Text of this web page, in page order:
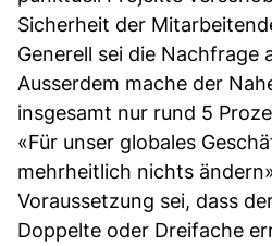
Sicherheit der
Generell sei die Nachfrage
Ausserdem mache der
insgesamt nur rund 5
«Für unser globales
mehrheitlich nichts
Voraussetzung sei, dass
Doppelte oder Dreifache